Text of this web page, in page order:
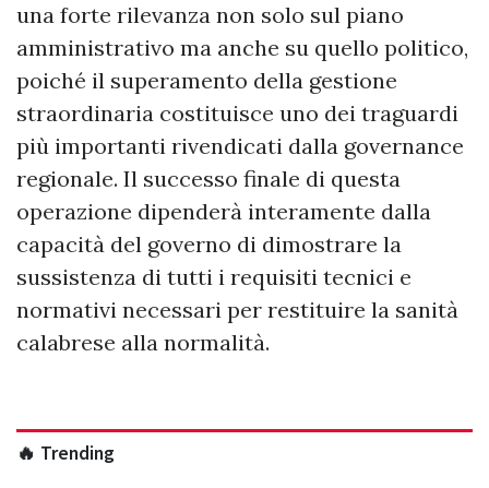
una forte rilevanza non solo sul piano
amministrativo ma anche su quello politico,
poiché il superamento della gestione
straordinaria costituisce uno dei traguardi
più importanti rivendicati dalla governance
regionale. Il successo finale di questa
operazione dipenderà interamente dalla
capacità del governo di dimostrare la
sussistenza di tutti i requisiti tecnici e
normativi necessari per restituire la sanità
calabrese alla normalità.
🔥 Trending